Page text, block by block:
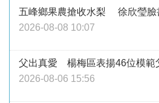
五峰鄉果農搶收水梨 徐欣瑩臉
2026-08-08 10:07
父出真愛 楊梅區表揚46位模範
2026-08-06 15:56